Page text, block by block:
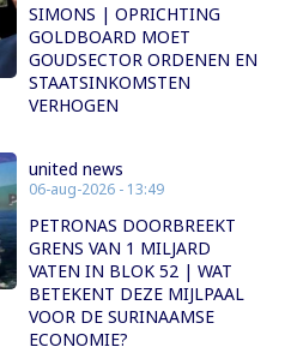
SIMONS | OPRICHTING
GOLDBOARD MOET
GOUDSECTOR ORDENEN EN
STAATSINKOMSTEN
VERHOGEN
united news
06-aug-2026 - 13:49
PETRONAS DOORBREEKT
GRENS VAN 1 MILJARD
VATEN IN BLOK 52 | WAT
BETEKENT DEZE MIJLPAAL
VOOR DE SURINAAMSE
ECONOMIE?